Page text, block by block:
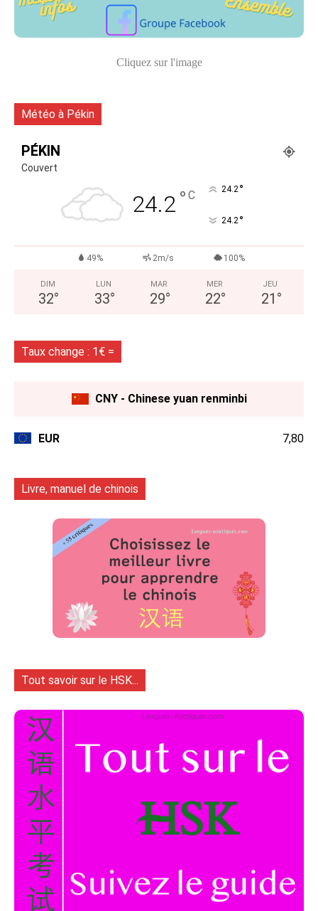
Cliquez sur l'image
Météo à Pékin
PÉKIN
Couvert
24.2 ° C 24.2 °
24.2 °
49% 2m/s 100%
DIM
32°
LUN
33°
MAR
29°
MER
22°
JEU
21 °
Taux change : 1€ =
CNY - Chinese yuan renminbi
EUR 7,80
Livre, manuel de chinois
Tout savoir sur le HSK...